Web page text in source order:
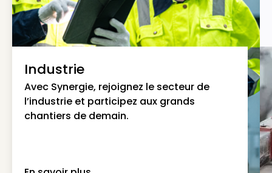
Industrie
Avec Synergie, rejoignez le secteur de
l’industrie et participez aux grands
chantiers de demain.